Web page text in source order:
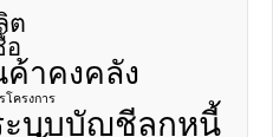
ต
าคงคลัง
โครงการ
ะบบบัญชีลูกหนี้